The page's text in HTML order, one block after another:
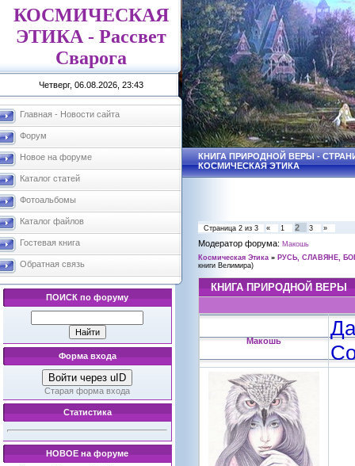
КОСМИЧЕСКАЯ
ЭТИКА - Рассвет
Сварога
Четверг, 06.08.2026, 23:43
Главная - Новости сайта
Форум
Новое на форуме
Каталог статей
Фотоальбомы
Каталог файлов
Гостевая книга
Обратная связь
ПОИСК по форуму
Форма входа
Войти через uID
Старая форма входа
Статистика
НОВОЕ на форуме
КНИГА ПРИРОДНОЙ ВЕРЫ -
КОСМИЧЕСКАЯ ЭТИКА
Страница 2 из 3 « 1 2 3 »
Модератор форума: Макошь
Космическая Этика » РУСЬ, СЛАВЯНЕ,
книги Велимира)
КНИГА ПРИРОДНОЙ ВЕРЫ
Макошь